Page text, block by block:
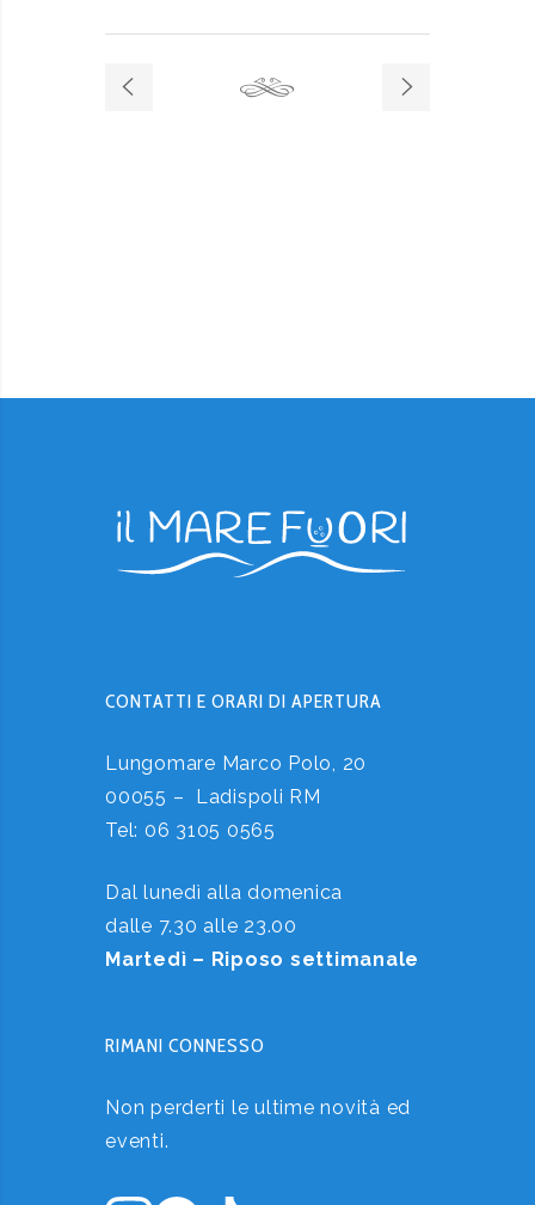
CONTATTI E ORARI DI APERTURA
Lungomare Marco Polo, 20
00055 – Ladispoli RM
Tel: 06 3105 0565
Dal lunedì alla domenica
dalle 7.30 alle 23.00
Martedì – Riposo settimanale
RIMANI CONNESSO
Non perderti le ultime novità ed
eventi.